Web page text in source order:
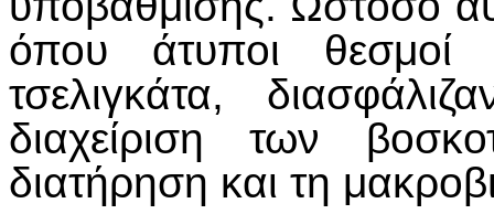
όπου άτυποι θεσμοί
τσελιγκάτα,
διαχείριση των
διατήρηση και τη